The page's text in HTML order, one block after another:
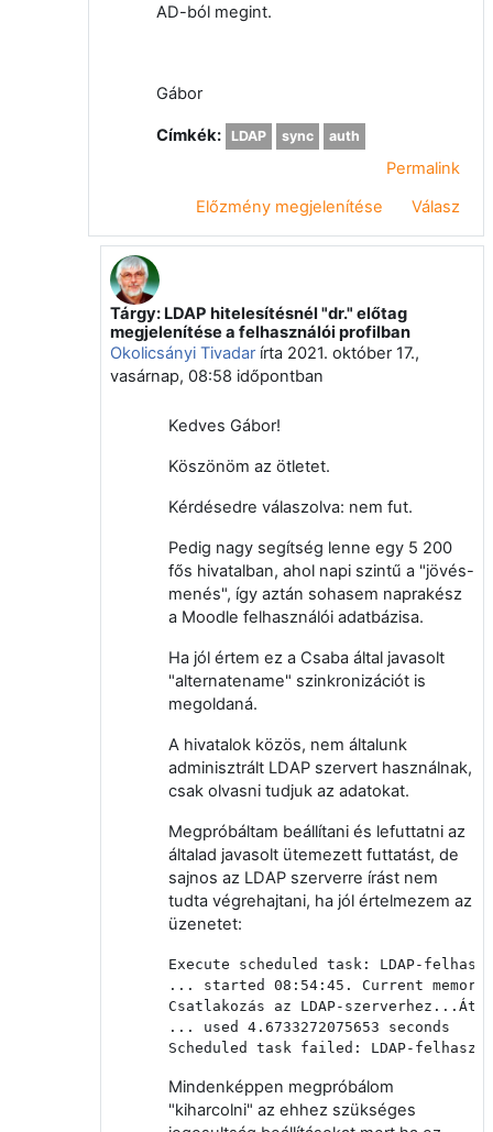
AD-ból megint.
Gábor
Címkék: LDAP sync auth
Permalink
Előzmény megjelenítése
Válasz
Válasz erre: Nagy Gábor Zsolt
Tárgy: LDAP hitelesítésnél "dr." előtag
megjelenítése a felhasználói profilban
Okolicsányi Tivadarírta 2021. október 17.,
vasárnap, 08:58 időpontban
Kedves Gábor!
Köszönöm az ötletet.
Kérdésedre válaszolva: nem fut.
Pedig nagy segítség lenne egy 5 200
fős hivatalban, ahol napi szintű a "jövés-
menés", így aztán sohasem naprakész
a Moodle felhasználói adatbázisa.
Ha jól értem ez a Csaba által javasolt
"alternatename" szinkronizációt is
megoldaná.
A hivatalok közös, nem általunk
adminisztrált LDAP szervert használnak,
csak olvasni tudjuk az adatokat.
Megpróbáltam beállítani és lefuttatni az
általad javasolt ütemezett futtatást, de
sajnos az LDAP szerverre írást nem
tudta végrehajtani, ha jól értelmezem az
üzenetet:
Execute scheduled task: LDAP-
... started 08:54:45. Current memory
Csatlakozás az LDAP-
... used 4.6733272075653 seconds
Scheduled task failed: LDAP-
Mindenképpen megpróbálom
"kiharcolni" az ehhez szükséges